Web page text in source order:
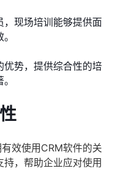
，现场培训能够提供面
优势，提供综合性的培
效使用CRM软件的关
，帮助企业应对使用